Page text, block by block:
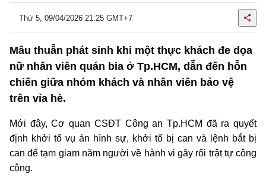
Thứ 5, 09/04/2026 21:25 GMT+7
Mâu thuẫn phát sinh khi một thực khách đe dọa
nữ nhân viên quán bia ở Tp.HCM, dẫn đến hỗn
chiến giữa nhóm khách và nhân viên bảo vệ
trên vỉa hè.
Mới đây, Cơ quan CSĐT Công an Tp.HCM đã ra quyết
định khởi tố vụ án hình sự, khởi tố bị can và lệnh bắt bị
can để tạm giam năm người về hành vi gây rối trật tự công
cộng.